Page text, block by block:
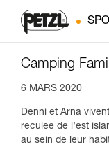
Camping
6 MARS 2020
Denni et Arna
reculée de l’est
au sein de leur